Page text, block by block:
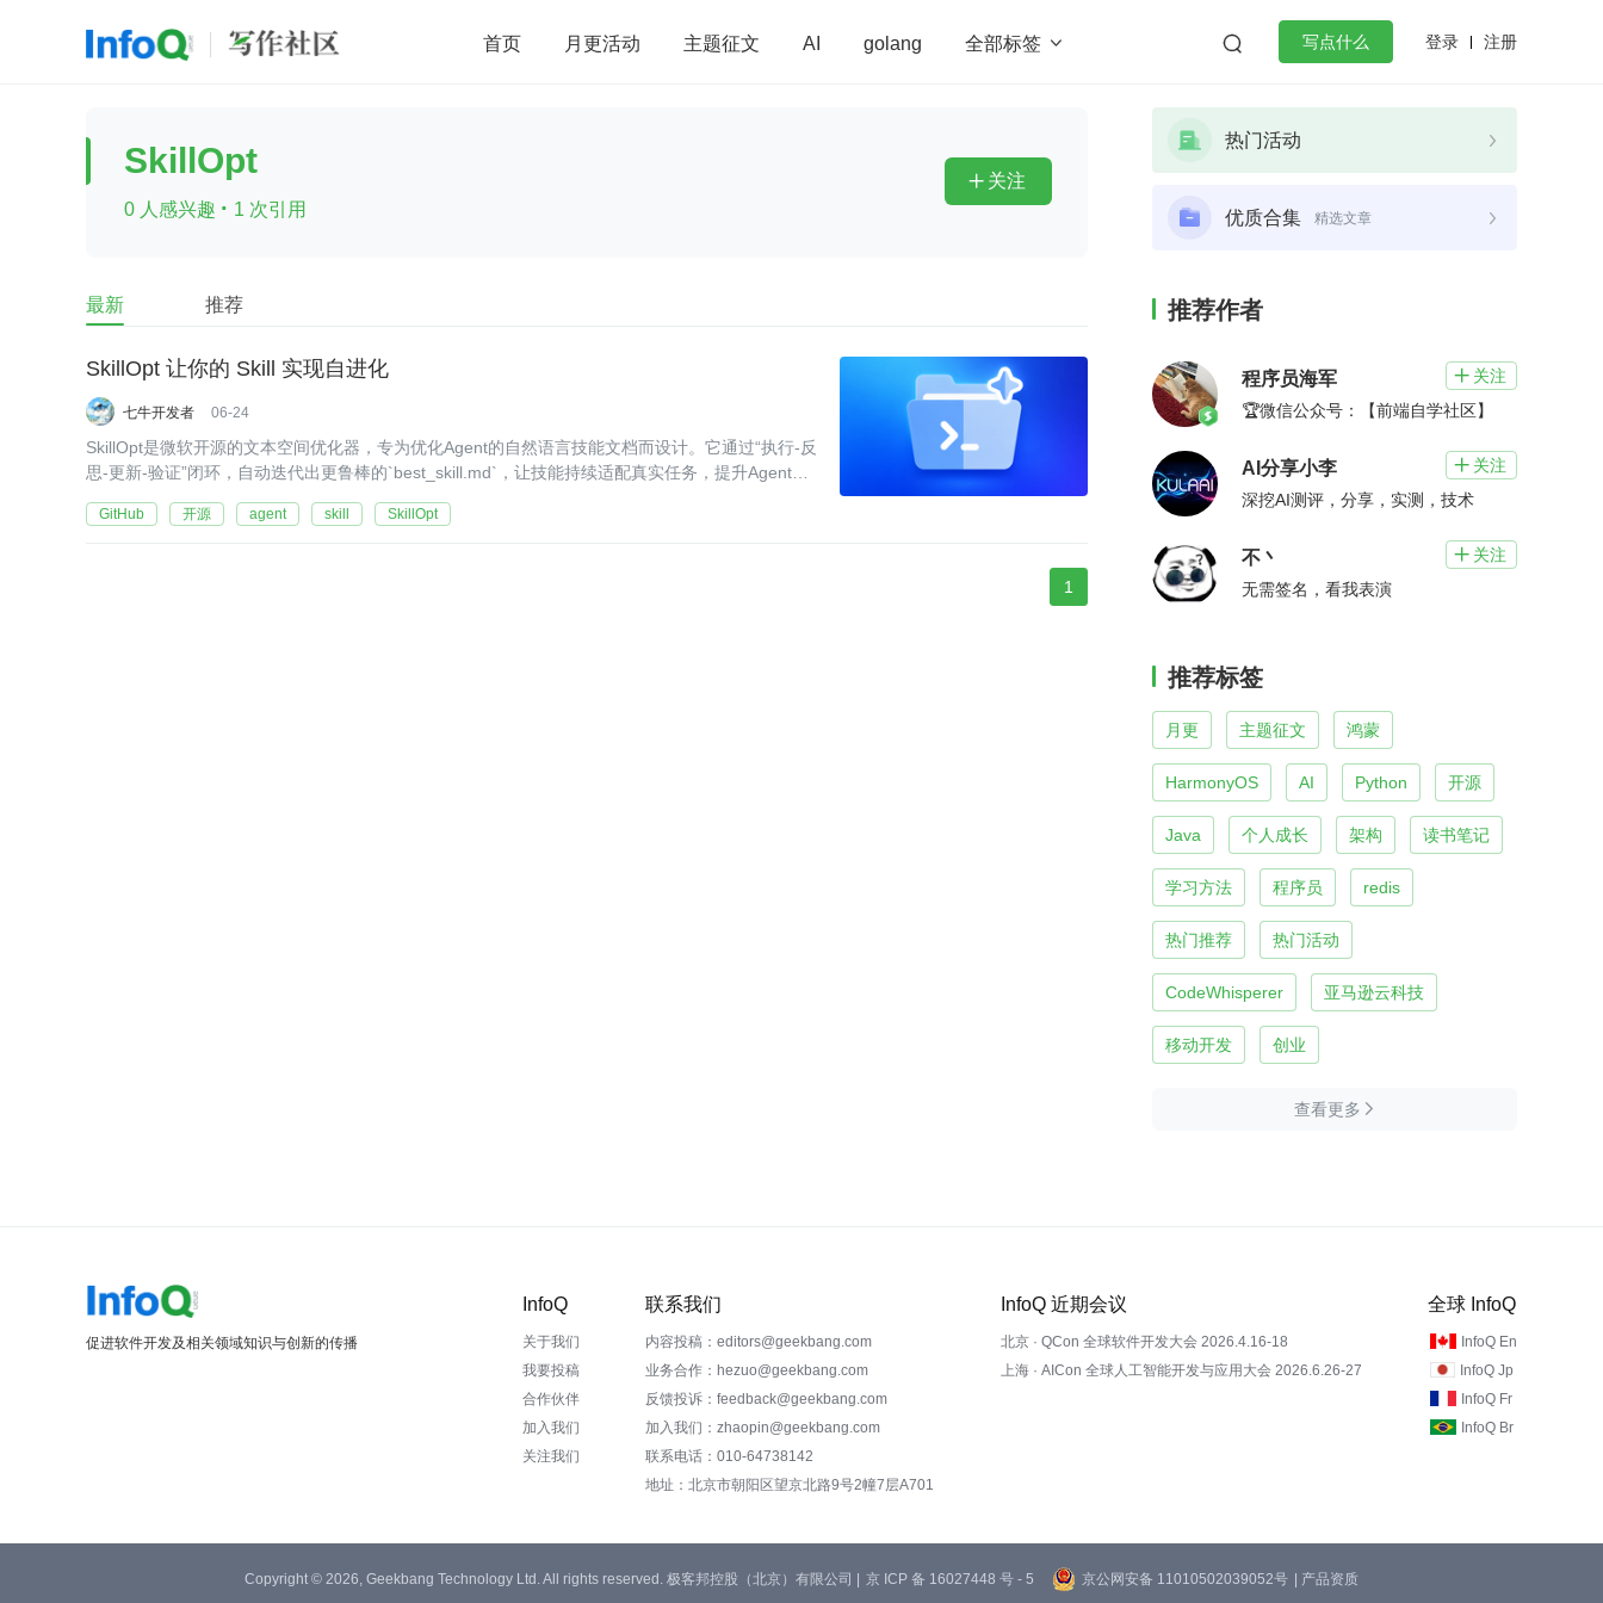
首页 月更活动 主题征文 AI golang 全部标签   写点什么 登录 注册
前端 AI redis
查看更多
SkillOpt
0 人感兴趣 · 1 次引用
 关注
最新 推荐
SkillOpt 让你的 Skill 实现自进化
七牛开发者 06-24
SkillOpt是微软开源的文本空间优化器，专为优化Agent的自然语言技能文档而设计。它通过“执行-反
思-更新-验证”闭环，自动迭代出更鲁棒的`best_skill.md`，让技能持续适配真实任务，提升Agent在
GitHub 开源 agent skill SkillOpt
1
热门活动
优质合集 精选文章
推荐作者
程序员海军  关注
🏆微信公众号：【前端自学社区】
AI分享小李  关注
深挖AI测评，分享，实测，技术
不丶  关注
无需签名，看我表演
推荐标签
月更 主题征文 鸿蒙
HarmonyOS AI Python 开源
Java 个人成长 架构 读书笔记
学习方法 程序员 redis
热门推荐 热门活动
CodeWhisperer 亚马逊云科技
移动开发 创业
查看更多 
促进软件开发及相关领域知识与创新的传播
InfoQ
关于我们
我要投稿
合作伙伴
加入我们
关注我们
联系我们
内容投稿：editors@geekbang.com
业务合作：hezuo@geekbang.com
反馈投诉：feedback@geekbang.com
加入我们：zhaopin@geekbang.com
联系电话：010-64738142
地址：北京市朝阳区望京北路9号2幢7层A701
InfoQ 近期会议
北京 · QCon 全球软件开发大会 2026.4.16-18
上海 · AICon 全球人工智能开发与应用大会 2026.6.26-27
全球 InfoQ
InfoQ En
InfoQ Jp
InfoQ Fr
InfoQ Br
Copyright © 2026, Geekbang Technology Ltd. All rights reserved. 极客邦控股（北京）有限公司 | 京 ICP 备 16027448 号 - 5 京公网安备 11010502039052号 | 产品资质